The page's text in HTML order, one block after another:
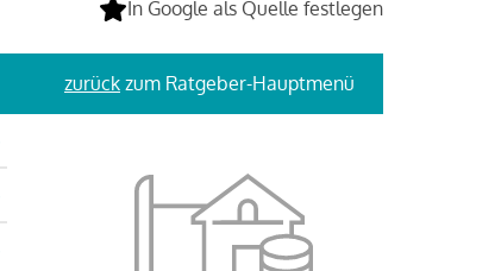
In Google als Quelle festlegen
zurück zum Ratgeber-Hauptmenü